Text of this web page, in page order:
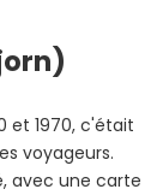
et 1970, c'était
voyageurs.
avec une carte